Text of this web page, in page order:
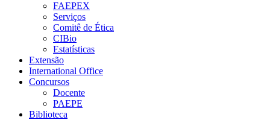
FAEPEX
Serviços
Comitê de Ética
CIBio
Estatísticas
Extensão
International Office
Concursos
Docente
PAEPE
Biblioteca